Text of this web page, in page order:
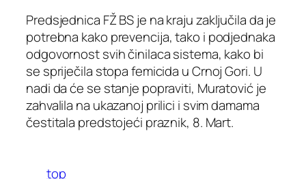
Predsjednica FŽ BS je na kraju zaključila da je
potrebna kako prevencija, tako i podjednaka
odgovornost svih činilaca sistema, kako bi
se spriječila stopa femicida u Crnoj Gori. U
nadi da će se stanje popraviti, Muratović je
zahvalila na ukazanoj prilici i svim damama
čestitala predstojeći praznik, 8. Mart.
top